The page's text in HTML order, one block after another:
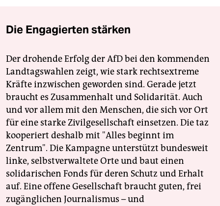
Die Engagierten stärken
Der drohende Erfolg der AfD bei den kommenden
Landtagswahlen zeigt, wie stark rechtsextreme
Kräfte inzwischen geworden sind. Gerade jetzt
braucht es Zusammenhalt und Solidarität. Auch
und vor allem mit den Menschen, die sich vor Ort
für eine starke Zivilgesellschaft einsetzen. Die taz
kooperiert deshalb mit "Alles beginnt im
Zentrum". Die Kampagne unterstützt bundesweit
linke, selbstverwaltete Orte und baut einen
solidarischen Fonds für deren Schutz und Erhalt
auf. Eine offene Gesellschaft braucht guten, frei
zugänglichen Journalismus – und